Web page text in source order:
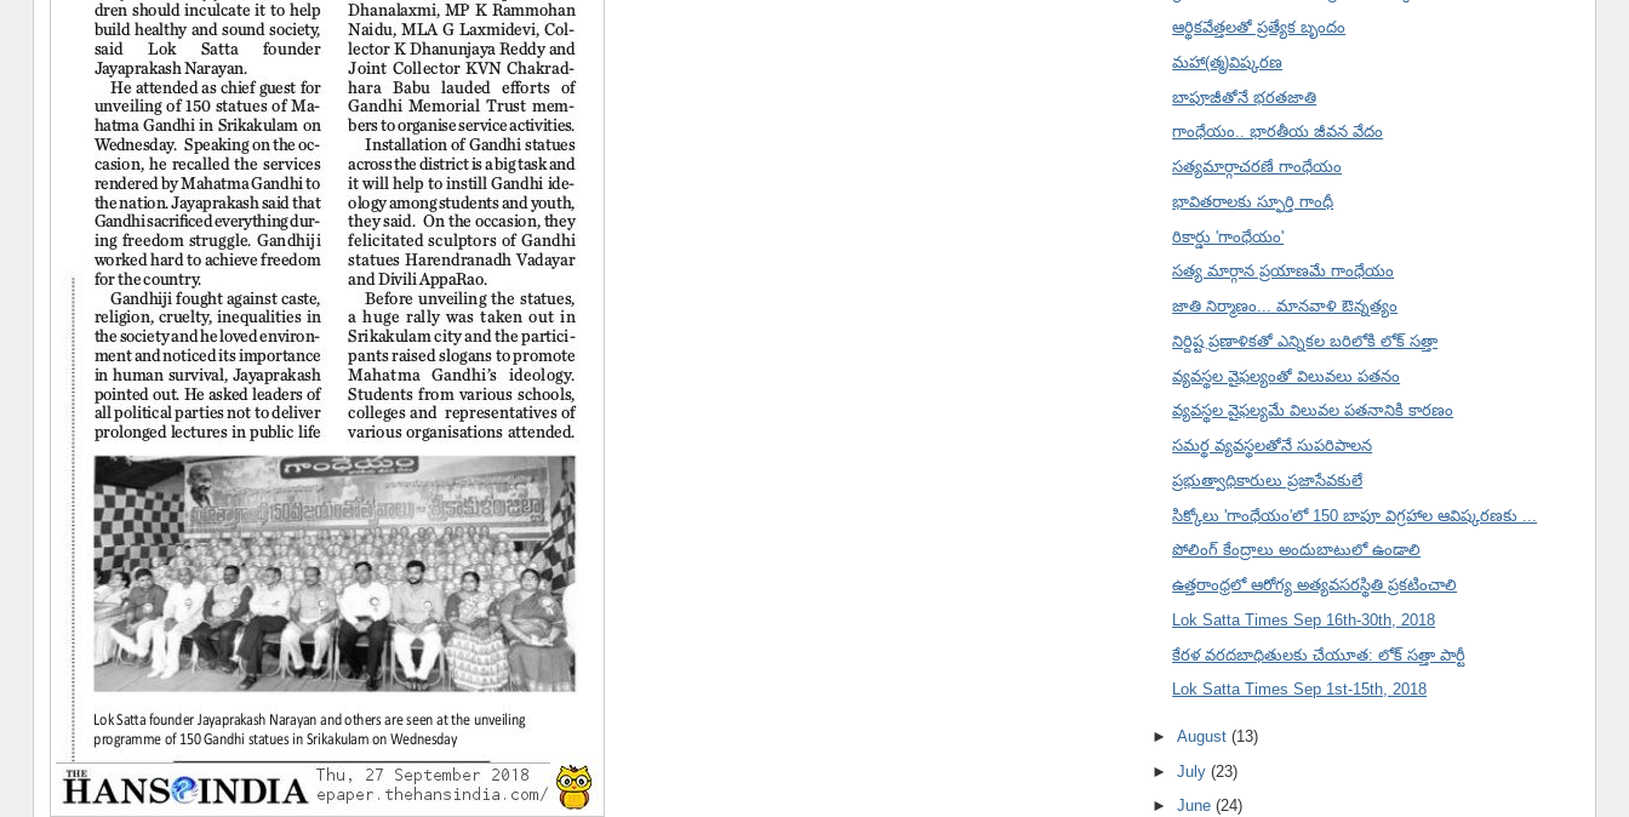
ఆర్థికవేత్తలతో ప్రత్యేక బృందం
మహా(త్మ)విష్కరణ
బాపూజీతోనే భరతజాతి
గాంధేయం.. భారతీయ జీవన వేదం
సత్యమార్గాచరణే గాంధేయం
భావితరాలకు స్ఫూర్తి గాంధీ
రికార్డు 'గాంధేయం'
సత్య మార్గాన ప్రయాణమే గాంధేయం
జాతి నిర్మాణం... మానవాళి ఔన్నత్యం
నిర్దిష్ట ప్రణాళికతో ఎన్నికల బరిలోకి లోక్ సత్తా
వ్యవస్థల వైఫల్యంతో విలువలు పతనం
వ్యవస్థల వైఫల్యమే విలువల పతనానికి కారణం
సమర్థ వ్యవస్థలతోనే సుపరిపాలన
ప్రభుత్వాధికారులు ప్రజాసేవకులే
సిక్కోలు 'గాంధేయం'లో 150 బాపూ విగ్రహాల ఆవిష్కరణకు ...
పోలింగ్ కేంద్రాలు అందుబాటులో ఉండాలి
ఉత్తరాంధ్రలో ఆరోగ్య అత్యవసరస్థితి ప్రకటించాలి
Lok Satta Times Sep 16th-30th, 2018
కేరళ వరదబాధితులకు చేయూత: లోక్ సత్తా పార్టీ
Lok Satta Times Sep 1st-15th, 2018
►August(13)
►July(23)
►June(24)